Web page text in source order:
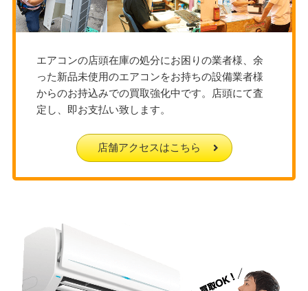
エアコンの店頭在庫の処分にお困りの業者様、余
った新品未使用のエアコンをお持ちの設備業者様
からのお持込みでの買取強化中です。店頭にて査
定し、即お支払い致します。
店舗アクセスはこちら